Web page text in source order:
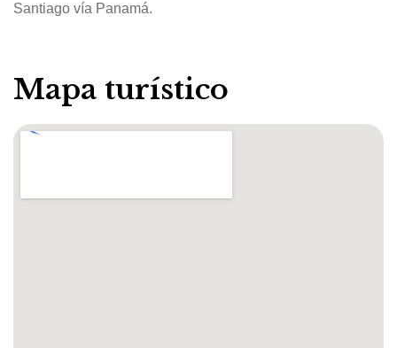
Santiago vía Panamá.
Mapa turístico